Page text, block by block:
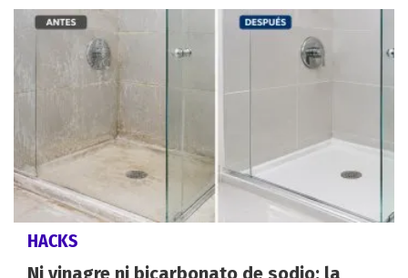
HACKS
Ni vinagre ni bicarbonato de sodio: la